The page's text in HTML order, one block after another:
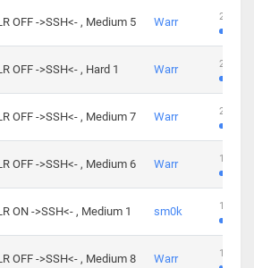
OFF ->SSH<- , Medium 5 Warr 265
OFF ->SSH<- , Hard 1 Warr 224
OFF ->SSH<- , Medium 7 Warr 230
OFF ->SSH<- , Medium 6 Warr 168
ON ->SSH<- , Medium 1 sm0k 139
OFF ->SSH<- , Medium 8 Warr 112